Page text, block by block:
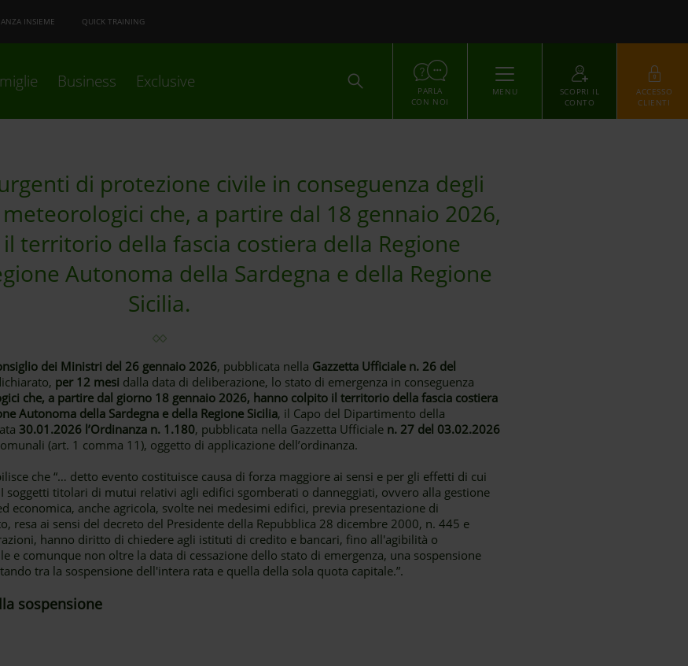
INSIEME QUICK TRAINING
Business Exclusive ACCEDI
PARLA
CON NOI
MENU
SCOPRI IL
CONTO
ACCESSO
CLIENTI
di protezione civile in conseguenza degli
che, a partire dal 18 gennaio 2026,
territorio della fascia costiera della Regione
Autonoma della Sardegna e della Regione
Sicilia.
dei Ministri del 26 gennaio 2026, pubblicata nella Gazzetta Ufficiale n. 26 del
per 12 mesi dalla data di deliberazione, lo stato di emergenza in conseguenza
che, a partire dal giorno 18 gennaio 2026, hanno colpito il territorio della fascia costiera
Autonoma della Sardegna e della Regione Sicilia, il Capo del Dipartimento della
30.01.2026 l’Ordinanza n. 1.180, pubblicata nella Gazzetta Ufficiale n. 27 del 03.02.2026
(art. 1 comma 11), oggetto di applicazione dell’ordinanza.
che “… detto evento costituisce causa di forza maggiore ai sensi e per gli effetti di cui
soggetti titolari di mutui relativi agli edifici sgomberati o danneggiati, ovvero alla gestione
economica, anche agricola, svolte nei medesimi edifici, previa presentazione di
resa ai sensi del decreto del Presidente della Repubblica 28 dicembre 2000, n. 445 e
hanno diritto di chiedere agli istituti di credito e bancari, fino all'agibilità o
e comunque non oltre la data di cessazione dello stato di emergenza, una sospensione
tra la sospensione dell'intera rata e quella della sola quota capitale.”.
sospensione